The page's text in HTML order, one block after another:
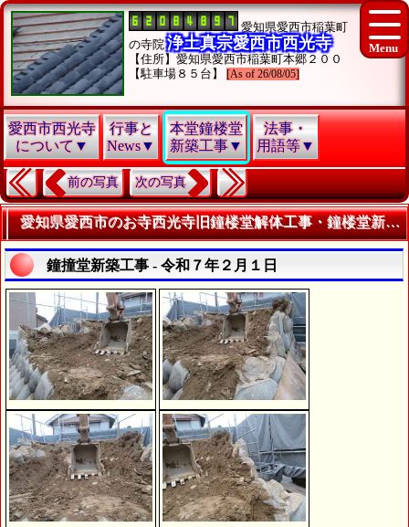
愛知県愛西市稲葉町
の寺院 浄土真宗愛西市西光寺
【住所】愛知県愛西市稲葉町本郷２００
【駐車場８５台】
[As of 26/08/05]
愛西市西光寺
について▼
行事と
News▼
本堂鐘楼堂
新築工事▼
法事・
用語等▼
前の写真 次の写真
愛知県愛西市のお寺西光寺旧鐘楼堂解体工事・鐘楼堂新築工事 - 令和７年２月-３月 | 寺院・お寺の建築工事履歴写真
鐘撞堂新築工事 - 令和７年２月１日